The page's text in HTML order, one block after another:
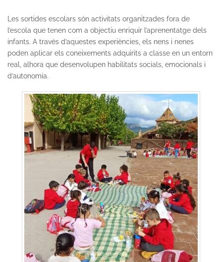
Les sortides escolars són activitats organitzades fora de
l’escola que tenen com a objectiu enriquir l’aprenentatge dels
infants. A través d’aquestes experiències, els nens i nenes
poden aplicar els coneixements adquirits a classe en un entorn
real, alhora que desenvolupen habilitats socials, emocionals i
d’autonomia.